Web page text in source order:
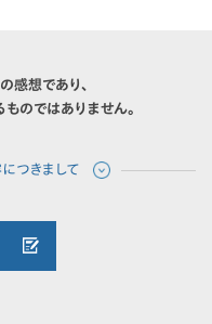
感想であり、
のではありません。